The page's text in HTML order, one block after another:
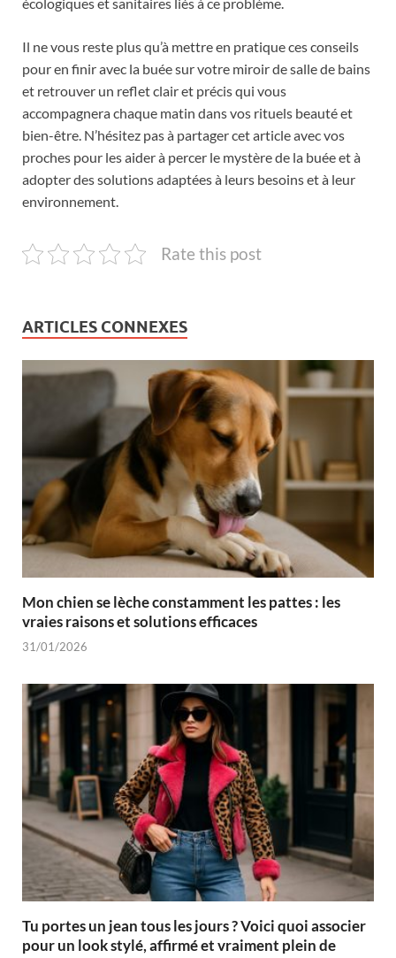
Il ne vous reste plus qu’à mettre en pratique ces conseils
pour en finir avec la buée sur votre miroir de salle de bains
et retrouver un reflet clair et précis qui vous
accompagnera chaque matin dans vos rituels beauté et
bien-être. N’hésitez pas à partager cet article avec vos
proches pour les aider à percer le mystère de la buée et à
adopter des solutions adaptées à leurs besoins et à leur
environnement.
Rate this post
ARTICLES CONNEXES
Mon chien se lèche constamment les pattes : les
vraies raisons et solutions efficaces
31/01/2026
Tu portes un jean tous les jours ? Voici quoi associer
pour un look stylé, affirmé et vraiment plein de